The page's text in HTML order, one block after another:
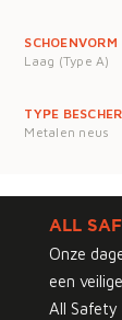
SCHOENVORM
Laag (Type A)
TYPE
Metalen neus
ALL
Onze
een
All Safety